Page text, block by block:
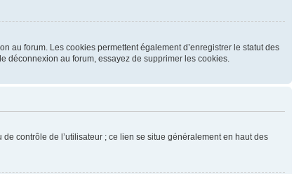
au forum. Les cookies permettent également d’enregistrer le statut des
déconnexion au forum, essayez de supprimer les cookies.
contrôle de l’utilisateur ; ce lien se situe généralement en haut des